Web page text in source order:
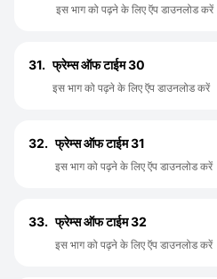
इस भाग को पढ़ने के लिए ऍप डाउनलोड करें
31. फ्रेम्स ऑफ टाईम 30
इस भाग को पढ़ने के लिए ऍप डाउनलोड करें
32. फ्रेम्स ऑफ टाईम 31
इस भाग को पढ़ने के लिए ऍप डाउनलोड करें
33. फ्रेम्स ऑफ टाईम 32
इस भाग को पढ़ने के लिए ऍप डाउनलोड करें